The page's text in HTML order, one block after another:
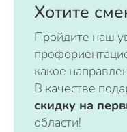
Хотите
Пройдите наш
какое
В качестве
скидку на
области!